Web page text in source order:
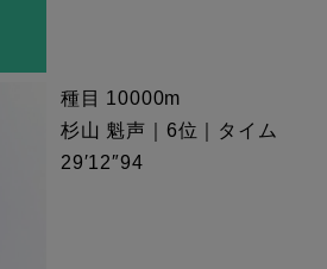
種目 10000m
杉山 魁声｜6位｜タイム
29′12″94